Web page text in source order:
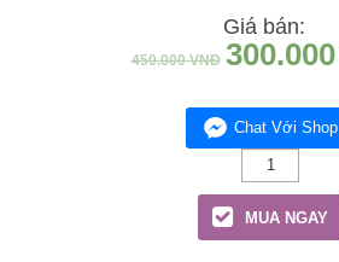
Giá bán:
450.000VNĐ 300.000
Chat Với Shop
Nấm
ngọc
cẩu
khô
quantity
MUA NGAY